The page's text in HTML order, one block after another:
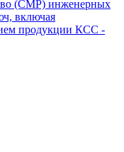
(СМР) инженерных
включая
продукции КСС -